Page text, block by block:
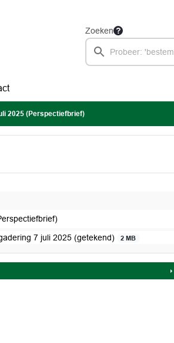
Zoeken
2025 (Perspectiefbrief)
7 juli 2025 (getekend) 2 MB